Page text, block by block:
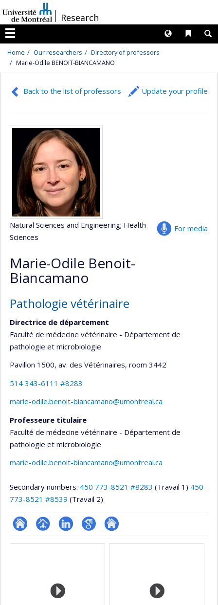
au
contenu
/Research
Menu
Liens
Langues
Home Our researchers
Directory of professors
Marie-Odile BENOIT-BIANCAMANO
Back to the list of professors Update your profile
For media
Natural Sciences and Engineering; Health
Sciences
Marie-Odile Benoit-
Biancamano
Pathologie vétérinaire
Directrice de département
Faculté de médecine vétérinaire - Département de
pathologie et microbiologie
Pavillon 1500, av. des Vétérinaires, room 3442
514 343-6111 #8283
marie-odile.benoit-biancamano@umontreal.ca
Professeure titulaire
Faculté de médecine vétérinaire - Département de
pathologie et microbiologie
marie-odile.benoit-biancamano@umontreal.ca
Secondary numbers: 450 773-8521 #8283 (Travail 1) 450
773-8521 #8539 (Travail 2)
ResearchGate
Page LinkedInGoogleAutre
Media